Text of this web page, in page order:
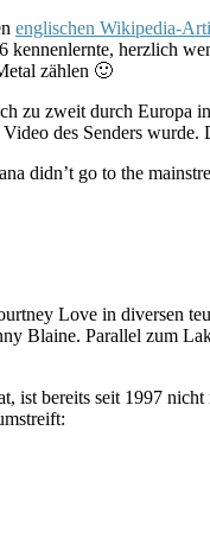
englischen Wikipedia-
herzlich
zählen 🙂
zu zweit durch Europa
Video des Senders
didn’t go to the
Love in diversen
Blaine. Parallel zum
ist bereits seit 1997